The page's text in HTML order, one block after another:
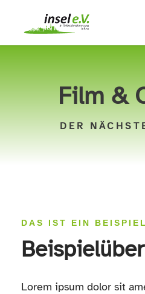
Film &
DER
DAS IST EIN
Lorem ipsum dolor sit